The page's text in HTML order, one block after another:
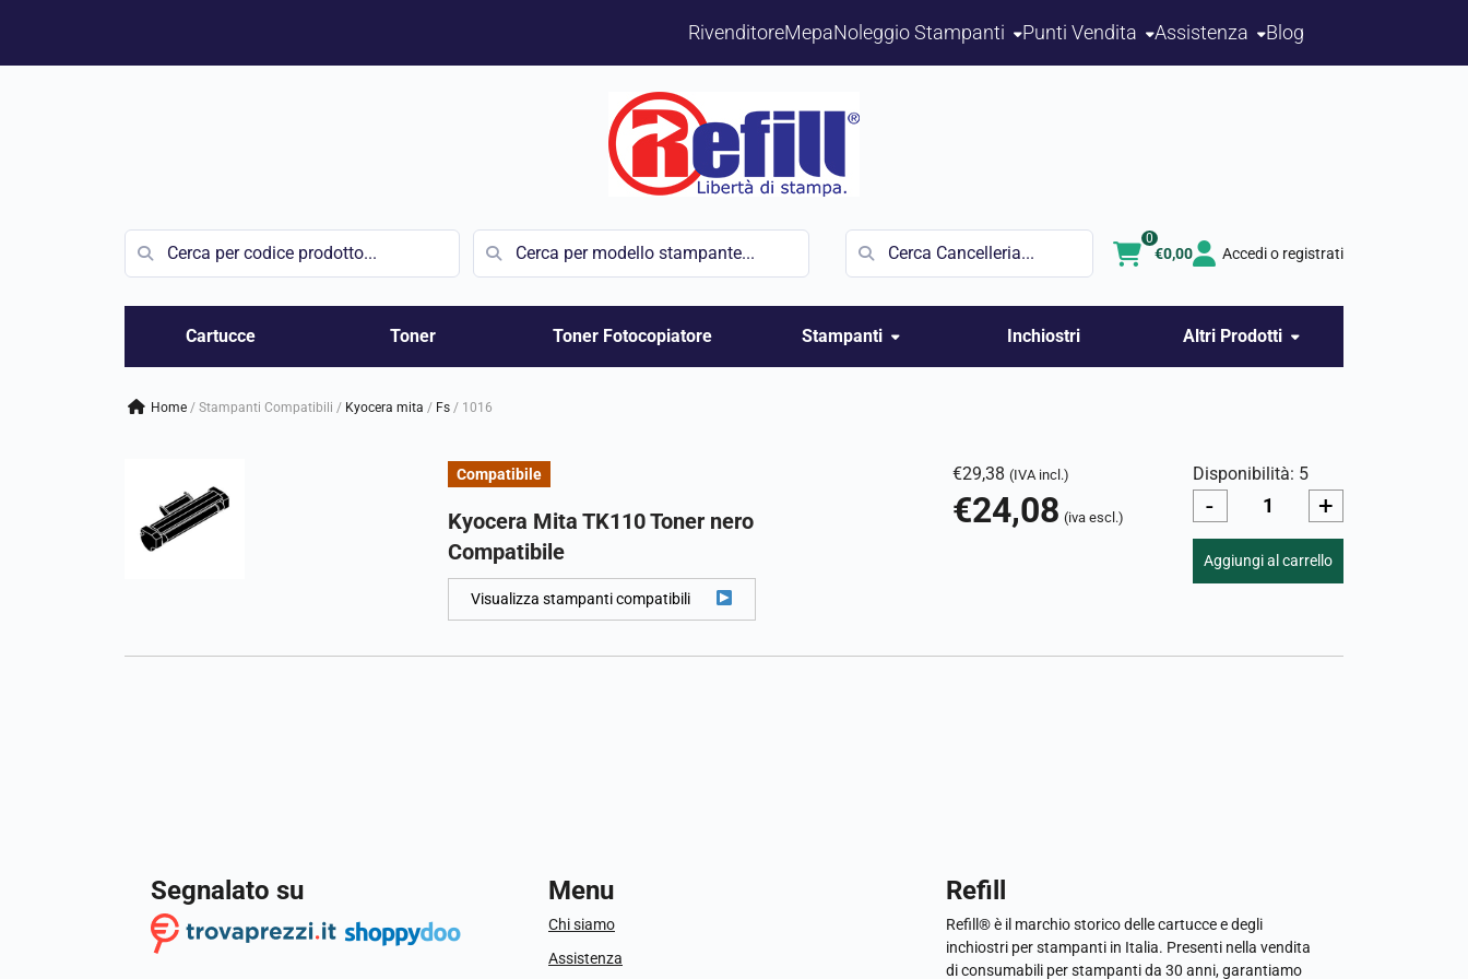
RivenditoreMepaNoleggio Stampanti Punti Vendita Assistenza Blog
Vai
€0,00
0
Accedi o registrati
Cartucce Toner Toner Fotocopiatore Stampanti Inchiostri Altri Prodotti
Home / Stampanti Compatibili / kyocera mita / fs / 1016
Compatibile
Kyocera Mita TK110 Toner nero
Compatibile
Visualizza stampanti compatibili
€29,38 (IVA incl.)
€24,08 (iva escl.)
Disponibilità: 5
- +
Aggiungi al carrello
Segnalato su Menu
Chi siamo
Assistenza
Refill
Refill® è il marchio storico delle cartucce e degli
inchiostri per stampanti in Italia. Presenti nella vendita
di consumabili per stampanti da 30 anni, garantiamo